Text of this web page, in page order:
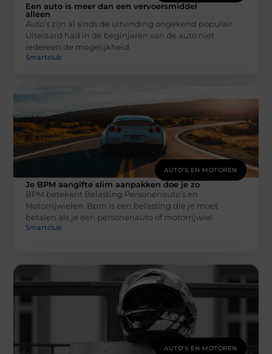
Een auto is meer dan een vervoersmiddel
alleen
Auto’s zijn al sinds de uitvinding ongekend populair.
Uiteraard had in de beginjaren van de auto niet
iedereen de mogelijkheid
Smartclub
AUTO'S EN MOTOREN
Je BPM aangifte slim aanpakken doe je zo
BPM betekent Belasting Personenauto’s en
Motorrijwielen. Bpm is een belasting die je moet
betalen als je een personenauto of motorrijwiel
Smartclub
AUTO'S EN MOTOREN